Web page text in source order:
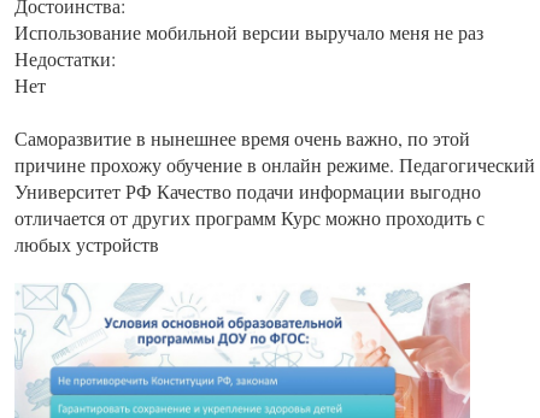
Достоинства:
Использование мобильной версии выручало меня не раз
Недостатки:
Нет
Саморазвитие в нынешнее время очень важно, по этой
причине прохожу обучение в онлайн режиме. Педагогический
Университет РФ Качество подачи информации выгодно
отличается от других программ Курс можно проходить с
любых устройств